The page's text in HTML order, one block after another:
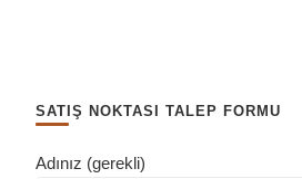
SATIŞ NOKTASI TALEP FORMU
Adınız (gerekli)